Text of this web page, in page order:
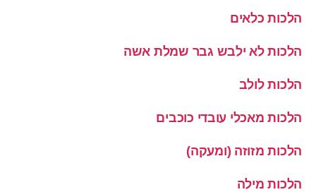
הלכות כלאים
הלכות לא ילבש גבר שמלת אשה
הלכות לולב
הלכות מאכלי עובדי כוכבים
הלכות מזוזה (ומעקה)
הלכות מילה